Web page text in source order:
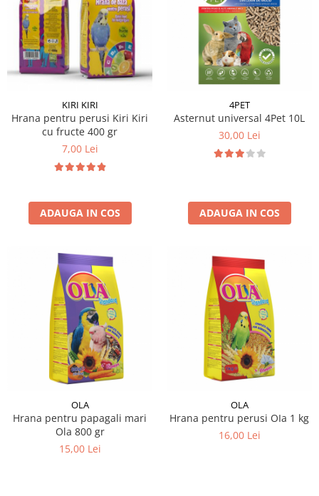
KIRI KIRI
Hrana pentru perusi Kiri Kiri
cu fructe 400 gr
7,00 Lei
ADAUGA IN COS
4PET
Asternut universal 4Pet 10L
30,00 Lei
ADAUGA IN COS
OLA
Hrana pentru papagali mari
Ola 800 gr
15,00 Lei
OLA
Hrana pentru perusi OIa 1 kg
16,00 Lei